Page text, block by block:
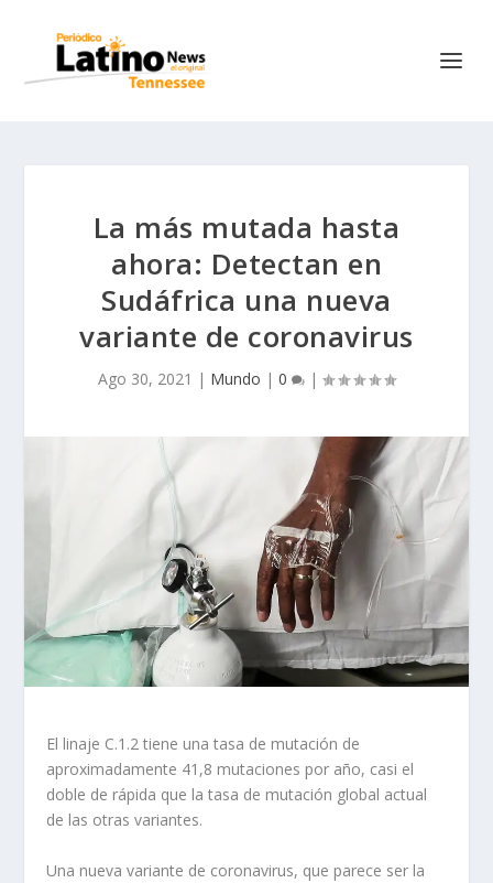
La más mutada hasta
ahora: Detectan en
Sudáfrica una nueva
variante de coronavirus
Ago 30, 2021 | Mundo | 0 |
El linaje C.1.2 tiene una tasa de mutación de
aproximadamente 41,8 mutaciones por año, casi el
doble de rápida que la tasa de mutación global actual
de las otras variantes.
Una nueva variante de coronavirus, que parece ser la